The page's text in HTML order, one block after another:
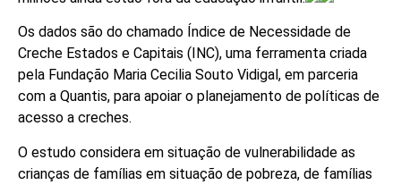
Os dados são do chamado Índice de Necessidade de
Creche Estados e Capitais (INC), uma ferramenta criada
pela Fundação Maria Cecilia Souto Vidigal, em parceria
com a Quantis, para apoiar o planejamento de políticas de
acesso a creches.
O estudo considera em situação de vulnerabilidade as
crianças de famílias em situação de pobreza, de famílias